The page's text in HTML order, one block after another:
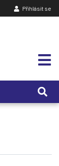
Přihlásit se